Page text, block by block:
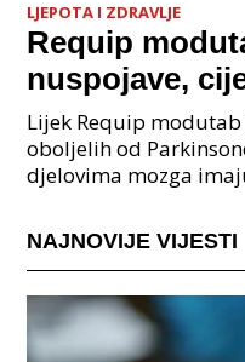
LJEPOTA I ZDRAVLJE
Requip
nuspojave,
Lijek Requip
oboljelih od
djelovima mozga
NAJNOVIJE VIJESTI